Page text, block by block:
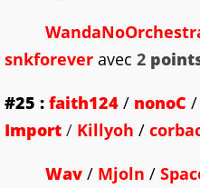
W
snkforever avec 2
#25 : faith124 / nonoC /
Import / Killyoh /
Wav / Mjoln /